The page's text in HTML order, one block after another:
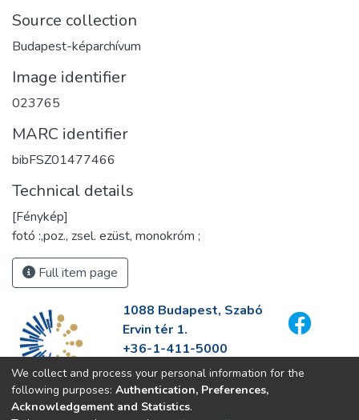
Source collection
Budapest-képarchívum
Image identifier
023765
MARC identifier
bibFSZ01477466
Technical details
[Fénykép]
fotó :,poz., zsel. ezüst, monokróm ;
Full item page
1088 Budapest, Szabó
Ervin tér 1.
+36-1-411-5000
info@fszek.hu
https://fszek.hu
We collect and process your personal information for the
following purposes: Authentication, Preferences,
Acknowledgement and Statistics.